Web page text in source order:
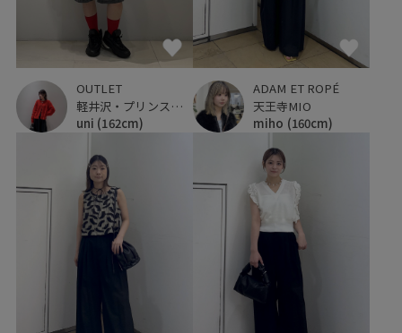
OUTLET
軽井沢・プリンスショッピングプラザ
uni (162cm)
ADAM ET ROPÉ
天王寺MIO
miho (160cm)